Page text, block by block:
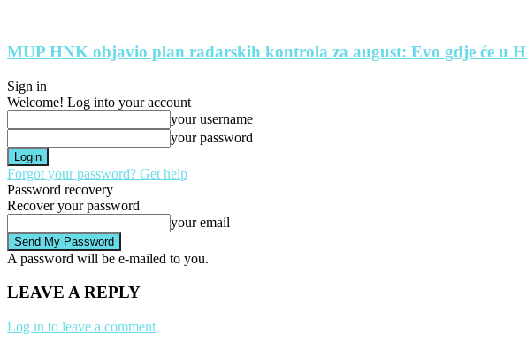
MUP HNK objavio plan radarskih kontrola za august: Evo gdje će u
Sign in
Welcome! Log into your account
your username
your password
Forgot your password? Get help
Password recovery
Recover your password
your email
A password will be e-mailed to you.
LEAVE A REPLY
Log in to leave a comment